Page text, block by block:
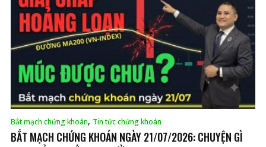
Bắt mạch chứng khoán, Tin tức chứng khoán
BẮT MẠCH CHỨNG KHOÁN NGÀY 21/07/2026: CHUYỆN GÌ